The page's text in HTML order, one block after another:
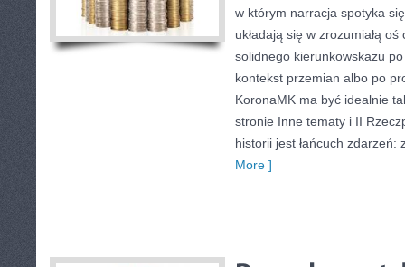
w którym narracja spotyka
układają się w zrozumiałą
solidnego kierunkowskazu
kontekst przemian albo po
KoronaMK ma być idealnie
stronie Inne tematy i II
historii jest łańcuch zdarzeń:
More ]